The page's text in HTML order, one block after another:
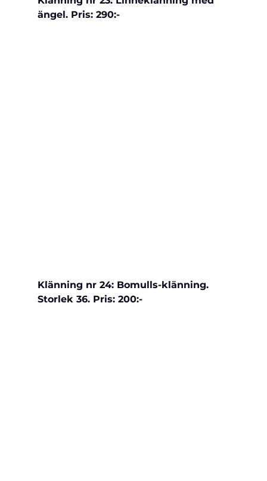
ängel. Pris: 290:-
Klänning nr 24: Bomulls-klänning.
Storlek 36. Pris: 200:-